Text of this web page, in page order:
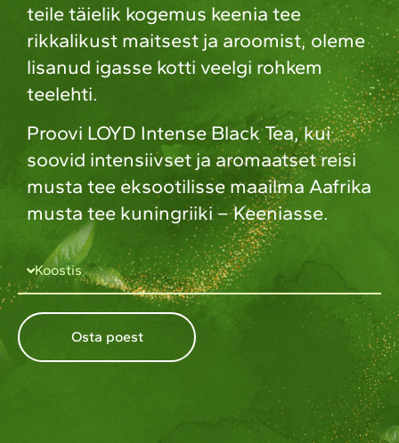
teile täielik kogemus keenia tee
rikkalikust maitsest ja aroomist, oleme
lisanud igasse kotti veelgi rohkem
teelehti.
Proovi LOYD Intense Black Tea, kui
soovid intensiivset ja aromaatset reisi
musta tee eksootilisse maailma Aafrika
musta tee kuningriiki – Keeniasse.
Koostis
Osta poest